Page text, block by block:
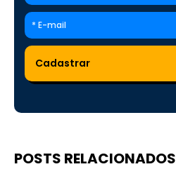
POSTS RELACIONADOS